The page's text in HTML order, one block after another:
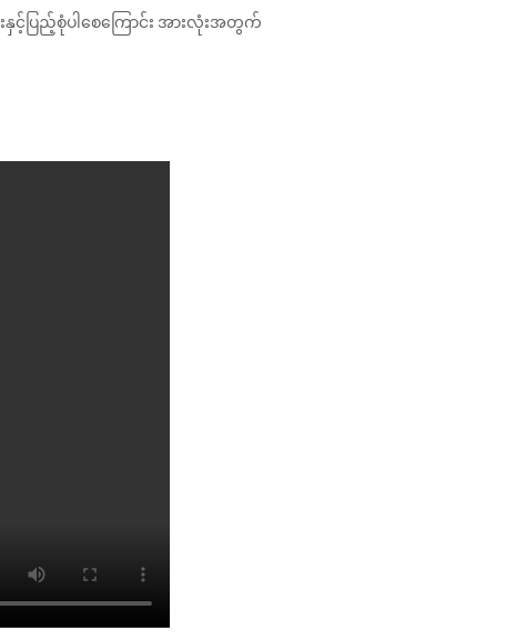
နှင့်ပြည့်စုံပါစေကြောင်း အားလုံးအတွက်